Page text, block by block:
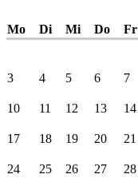
Mo Di Mi Do Fr
3 4 5 6 7
10 11 12 13 14
17 18 19 20 21
24 25 26 27 28